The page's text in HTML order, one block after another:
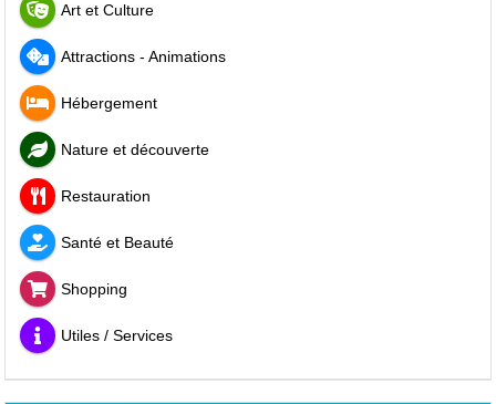
Art et Culture
Attractions - Animations
Hébergement
Nature et découverte
Restauration
Santé et Beauté
Shopping
Utiles / Services